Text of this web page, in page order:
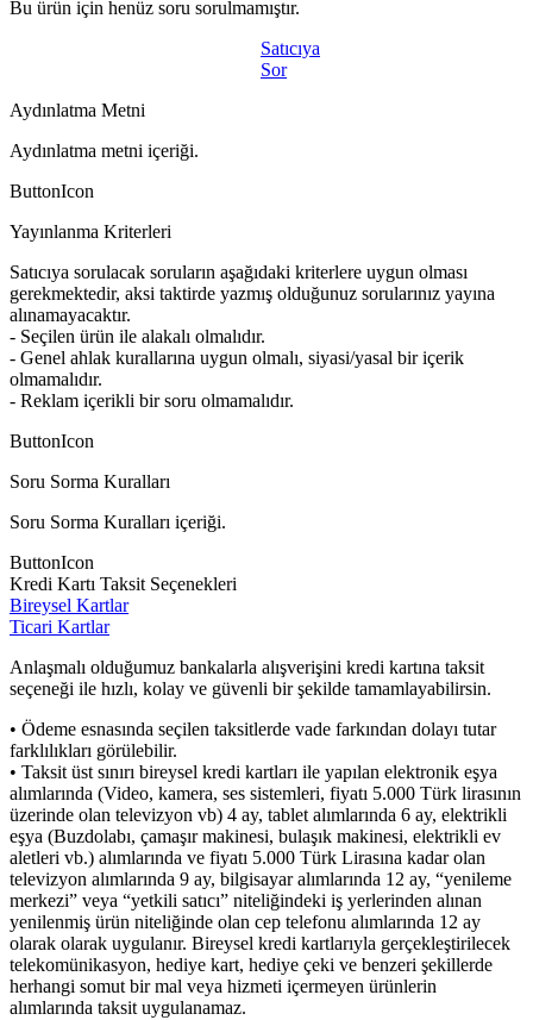
Bu ürün için henüz soru sorulmamıştır.
Satıcıya
Sor
Aydınlatma Metni
Aydınlatma metni içeriği.
ButtonIcon
Yayınlanma Kriterleri
Satıcıya sorulacak soruların aşağıdaki kriterlere uygun olması
gerekmektedir, aksi taktirde yazmış olduğunuz sorularınız yayına
alınamayacaktır.
- Seçilen ürün ile alakalı olmalıdır.
- Genel ahlak kurallarına uygun olmalı, siyasi/yasal bir içerik
olmamalıdır.
- Reklam içerikli bir soru olmamalıdır.
ButtonIcon
Soru Sorma Kuralları
Soru Sorma Kuralları içeriği.
ButtonIcon
Kredi Kartı Taksit Seçenekleri
Bireysel Kartlar
Ticari Kartlar
Anlaşmalı olduğumuz bankalarla alışverişini kredi kartına taksit
seçeneği ile hızlı, kolay ve güvenli bir şekilde tamamlayabilirsin.
• Ödeme esnasında seçilen taksitlerde vade farkından dolayı tutar
farklılıkları görülebilir.
• Taksit üst sınırı bireysel kredi kartları ile yapılan elektronik eşya
alımlarında (Video, kamera, ses sistemleri, fiyatı 5.000 Türk lirasının
üzerinde olan televizyon vb) 4 ay, tablet alımlarında 6 ay, elektrikli
eşya (Buzdolabı, çamaşır makinesi, bulaşık makinesi, elektrikli ev
aletleri vb.) alımlarında ve fiyatı 5.000 Türk Lirasına kadar olan
televizyon alımlarında 9 ay, bilgisayar alımlarında 12 ay, “yenileme
merkezi” veya “yetkili satıcı” niteliğindeki iş yerlerinden alınan
yenilenmiş ürün niteliğinde olan cep telefonu alımlarında 12 ay
olarak olarak uygulanır. Bireysel kredi kartlarıyla gerçekleştirilecek
telekomünikasyon, hediye kart, hediye çeki ve benzeri şekillerde
herhangi somut bir mal veya hizmeti içermeyen ürünlerin
alımlarında taksit uygulanamaz.